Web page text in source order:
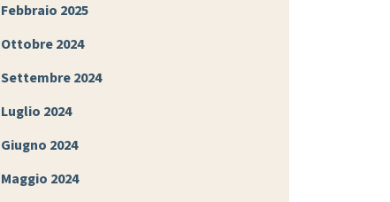
Febbraio 2025
Ottobre 2024
Settembre 2024
Luglio 2024
Giugno 2024
Maggio 2024